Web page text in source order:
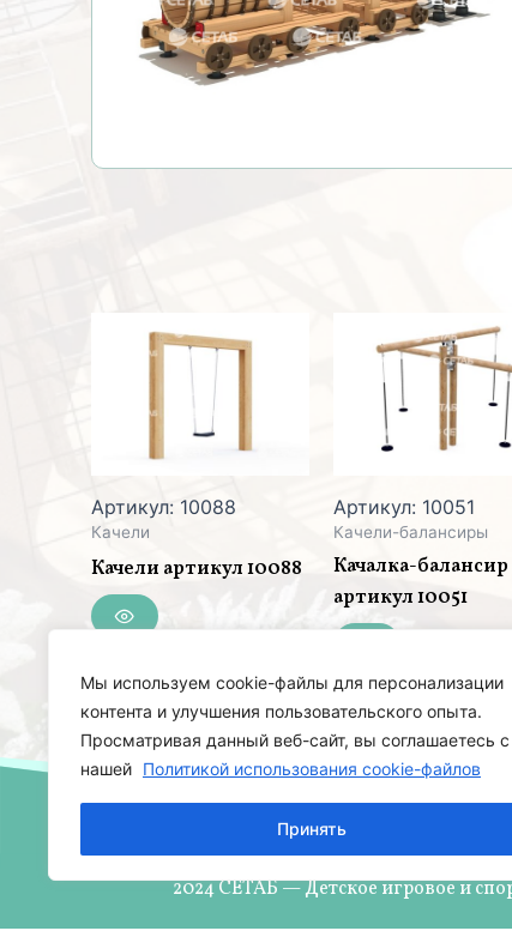
Мы используем cookie-файлы для персонализации
контента и улучшения пользовательского опыта.
Просматривая данный веб-сайт, вы соглашаетесь с
нашей Политикой использования cookie-файлов
Принять
Артикул: 10088
Качели
Качели артикул 10088
Артикул: 10051
Качели-балансиры
Качалка-балансир
артикул 10051
2024 СЕТАБ — Детское игровое и